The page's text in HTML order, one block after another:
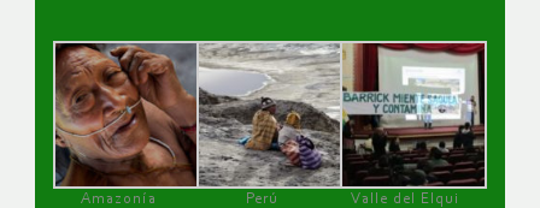
Amazonía
Perú
Valle del Elqui